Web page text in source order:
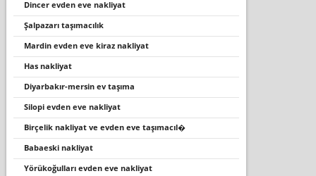
dincer evden eve nakliyat
şalpazari taşimacilik
mardi̇n evden eve ki̇raz nakli̇yat
has nakliyat
di̇yarbakir-mersi̇n ev taşima
si̇lopi̇ evden eve nakli̇yat
birçelik nakliyat ve evden eve taşımacıl�
babaeski nakliyat
yörükoğulları evden eve nakliyat